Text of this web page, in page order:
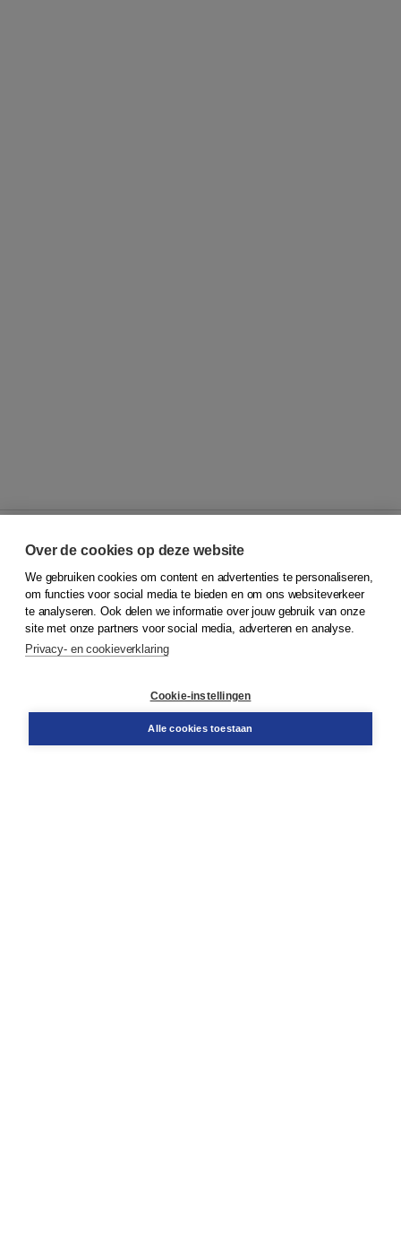
© 2026Koninklijke Boom uitgevers
Klantenservice
Service & informatie
Contact
Over de cookies op deze website
We gebruiken cookies om content en advertenties te personaliseren,
om functies voor social media te bieden en om ons websiteverkeer
te analyseren. Ook delen we informatie over jouw gebruik van onze
site met onze partners voor social media, adverteren en analyse.
Privacy- en cookieverklaring
Cookie-instellingen
Alle cookies toestaan